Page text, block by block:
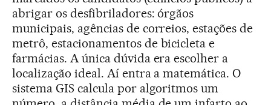
abrigar os desfibriladores: órgãos
municipais, agências de correios, estações de
metrô, estacionamentos de bicicleta e
farmácias. A única dúvida era escolher a
localização ideal. Aí entra a matemática. O
sistema GIS calcula por algoritmos um